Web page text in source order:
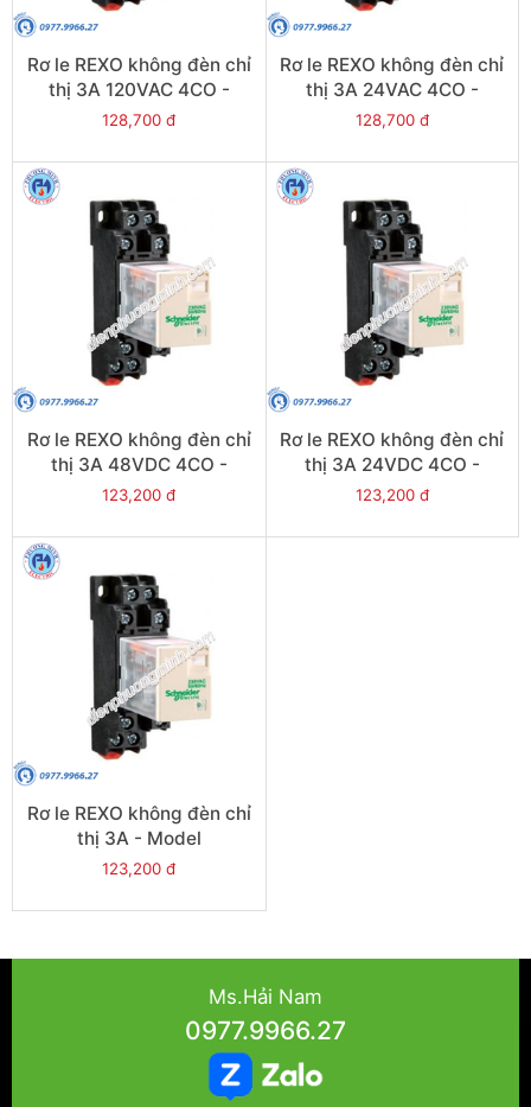
Rơ le REXO không đèn chỉ
thị 3A 120VAC 4CO -
Model RXM4LB1F7
128,700 đ
Rơ le REXO không đèn chỉ
thị 3A 24VAC 4CO -
Model RXM4LB1B7
128,700 đ
Rơ le REXO không đèn chỉ
thị 3A 48VDC 4CO -
Model RXM4LB1ED
123,200 đ
Rơ le REXO không đèn chỉ
thị 3A 24VDC 4CO -
Model RXM4LB1BD
123,200 đ
Rơ le REXO không đèn chỉ
thị 3A - Model
RXM4LB1JD
123,200 đ
Ms.Hải Nam
0977.9966.27